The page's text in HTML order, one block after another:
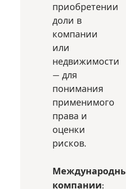
приобретении
доли в
компании
или
недвижимости
— для
понимания
применимого
права и
оценки
рисков.
компании: